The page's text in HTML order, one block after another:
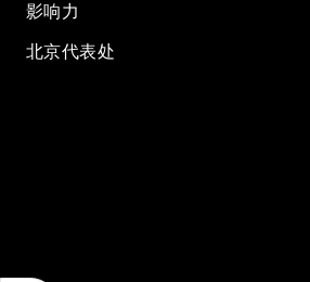
影响力
北京代表处